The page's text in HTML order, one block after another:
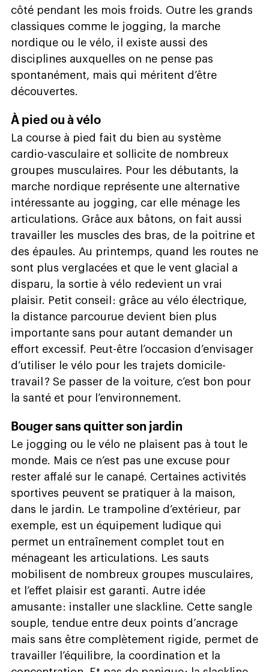
côté pendant les mois froids. Outre les grands
classiques comme le jogging, la marche
nordique ou le vélo, il existe aussi des
disciplines auxquelles on ne pense pas
spontanément, mais qui méritent d’être
découvertes.
À pied ou à vélo
La course à pied fait du bien au système
cardio-vasculaire et sollicite de nombreux
groupes musculaires. Pour les débutants, la
marche nordique représente une alternative
intéressante au jogging, car elle ménage les
articulations. Grâce aux bâtons, on fait aussi
travailler les muscles des bras, de la poitrine et
des épaules. Au printemps, quand les routes ne
sont plus verglacées et que le vent glacial a
disparu, la sortie à vélo redevient un vrai
plaisir. Petit conseil : grâce au vélo électrique,
la distance parcourue devient bien plus
importante sans pour autant demander un
effort excessif. Peut-être l’occasion d’envisager
d’utiliser le vélo pour les trajets domicile-
travail ? Se passer de la voiture, c’est bon pour
la santé et pour l’environnement.
Bouger sans quitter son jardin
Le jogging ou le vélo ne plaisent pas à tout le
monde. Mais ce n’est pas une excuse pour
rester affalé sur le canapé. Certaines activités
sportives peuvent se pratiquer à la maison,
dans le jardin. Le trampoline d’extérieur, par
exemple, est un équipement ludique qui
permet un entraînement complet tout en
ménageant les articulations. Les sauts
mobilisent de nombreux groupes musculaires,
et l’effet plaisir est garanti. Autre idée
amusante : installer une slackline. Cette sangle
souple, tendue entre deux points d’ancrage
mais sans être complètement rigide, permet de
travailler l’équilibre, la coordination et la